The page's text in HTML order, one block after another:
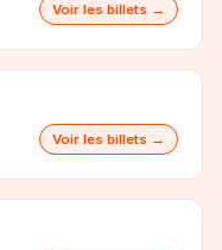
Voir les billets →
Voir les billets →